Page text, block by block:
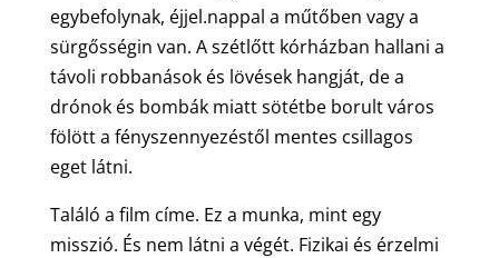
egybefolynak, éjjel.nappal a műtőben vagy a
sürgősségin van. A szétlőtt kórházban hallani a
távoli robbanások és lövések hangját, de a
drónok és bombák miatt sötétbe borult város
fölött a fényszennyezéstől mentes csillagos
eget látni.
Találó a film címe. Ez a munka, mint egy
misszió. És nem látni a végét. Fizikai és érzelmi